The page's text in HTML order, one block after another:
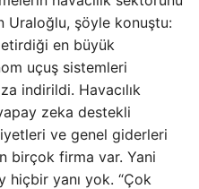
Uraloğlu, şöyle konuştu:
en büyük
uçuş sistemleri
indirildi. Havacılık
zeka destekli
ve genel giderleri
birçok firma var. Yani
hiçbir yanı yok. “Çok